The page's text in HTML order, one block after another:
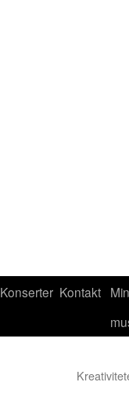
Konserter Kontakt Min